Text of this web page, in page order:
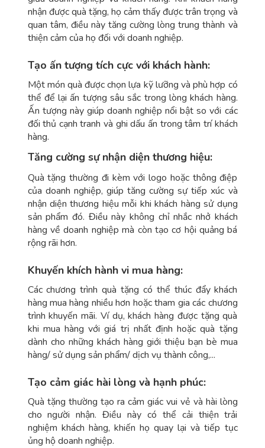
nhận được quà tặng, họ cảm thấy được trân trọng và
quan tâm, điều này tăng cường lòng trung thành và
thiện cảm của họ đối với doanh nghiệp.
Tạo ấn tượng tích cực với khách hành:
Một món quà được chọn lựa kỹ lưỡng và phù hợp có
thể để lại ấn tượng sâu sắc trong lòng khách hàng.
Ấn tượng này giúp doanh nghiệp nổi bật so với các
đối thủ cạnh tranh và ghi dấu ấn trong tâm trí khách
hàng.
Tăng cường sự nhận diện thương hiệu:
Quà tặng thường đi kèm với logo hoặc thông điệp
của doanh nghiệp, giúp tăng cường sự tiếp xúc và
nhận diện thương hiệu mỗi khi khách hàng sử dụng
sản phẩm đó. Điều này không chỉ nhắc nhở khách
hàng về doanh nghiệp mà còn tạo cơ hội quảng bá
rộng rãi hơn.
Khuyến khích hành vi mua hàng:
Các chương trình quà tặng có thể thúc đẩy khách
hàng mua hàng nhiều hơn hoặc tham gia các chương
trình khuyến mãi. Ví dụ, khách hàng được tặng quà
khi mua hàng với giá trị nhất định hoặc quà tặng
dành cho những khách hàng giới thiệu bạn bè mua
hàng/ sử dụng sản phẩm/ dịch vụ thành công,...
Tạo cảm giác hài lòng và hạnh phúc:
Quà tặng thường tạo ra cảm giác vui vẻ và hài lòng
cho người nhận. Điều này có thể cải thiện trải
nghiệm khách hàng, khiến họ quay lại và tiếp tục
ủng hộ doanh nghiệp.